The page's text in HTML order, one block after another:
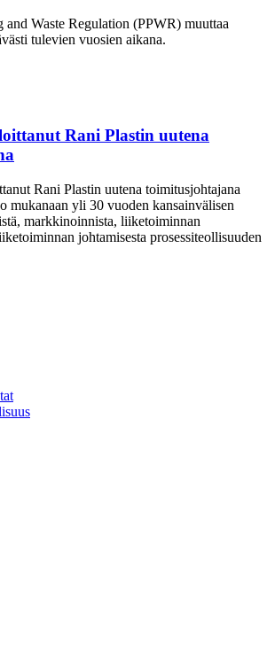
and Waste Regulation (PPWR) muuttaa
tulevien vuosien aikana.
Rani Plastin uutena
Rani Plastin uutena toimitusjohtajana
mukanaan yli 30 vuoden kansainvälisen
markkinoinnista, liiketoiminnan
johtamisesta prosessiteollisuuden